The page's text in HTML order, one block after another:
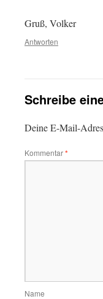
Gruß, Volker
Antworten
Schreibe
Deine E-Mail-
Kommentar*
Name